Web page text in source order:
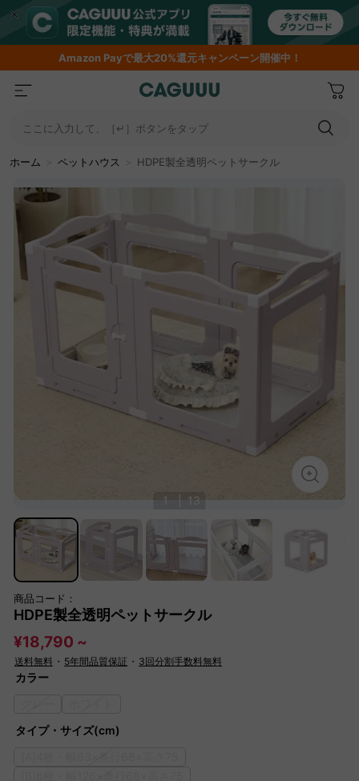
AmazonPayで最大20%還元キャンペーン開催中！
ここに入力して、［↵］ボタンをタップ
ホーム ペットハウス HDPE製全透明ペットサークル
1 13
商品コード：
HDPE製全透明ペットサークル
¥18,790 ~
送料無料 ・ 5年間品質保証 ・ 3回分割手数料無料
カラー
タイプ・サイズ(cm)